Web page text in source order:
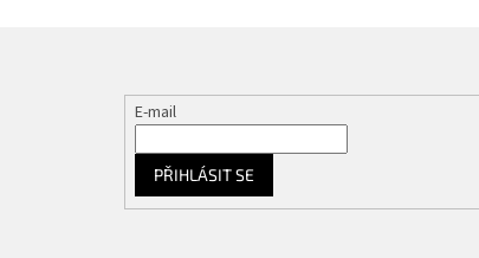
E-mail
PŘIHLÁSIT SE